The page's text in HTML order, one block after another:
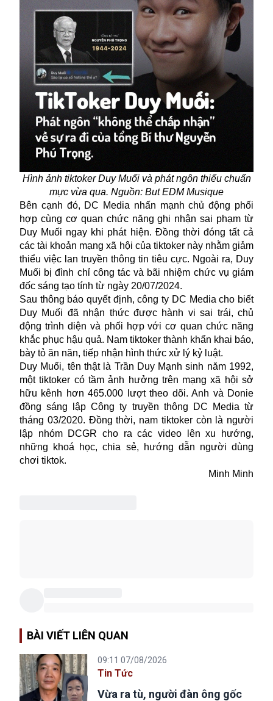
Hình ảnh tiktoker Duy Muối và phát ngôn thiếu chuẩn
mực vừa qua. Nguồn: But EDM Musique
Bên cạnh đó, DC Media nhấn mạnh chủ động phối
hợp cùng cơ quan chức năng ghi nhận sai phạm từ
Duy Muối ngay khi phát hiện. Đồng thời đóng tất cả
các tài khoản mạng xã hội của tiktoker này nhằm giảm
thiểu việc lan truyền thông tin tiêu cực. Ngoài ra, Duy
Muối bị đình chỉ công tác và bãi nhiệm chức vụ giám
đốc sáng tạo tính từ ngày 20/07/2024.
Sau thông báo quyết định, công ty DC Media cho biết
Duy Muối đã nhận thức được hành vi sai trái, chủ
động trình diện và phối hợp với cơ quan chức năng
khắc phục hậu quả. Nam tiktoker thành khẩn khai báo,
bày tỏ ăn năn, tiếp nhận hình thức xử lý kỷ luật.
Duy Muối, tên thật là Trần Duy Mạnh sinh năm 1992,
một tiktoker có tầm ảnh hưởng trên mạng xã hội sở
hữu kênh hơn 465.000 lượt theo dõi. Anh và Donie
đồng sáng lập Công ty truyền thông DC Media từ
tháng 03/2020. Đồng thời, nam tiktoker còn là người
lập nhóm DCGR cho ra các video lên xu hướng,
những khoá học, chia sẻ, hướng dẫn người dùng
chơi tiktok.
Minh Minh
BÀI VIẾT LIÊN QUAN
09:11 07/08/2026
Tin Tức
Vừa ra tù, người đàn ông gốc